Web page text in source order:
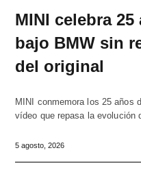
MINI celebra
bajo BMW sin
del original
MINI conmemora los 25 años
vídeo que repasa la evolución
5 agosto, 2026